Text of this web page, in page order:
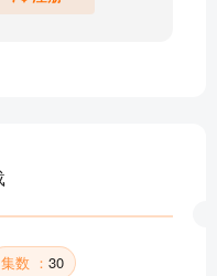
完整音频
集数 ： 30